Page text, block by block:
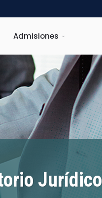
Admisiones
Jurídico